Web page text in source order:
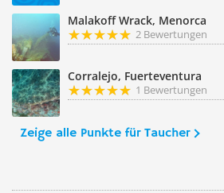
Malakoff Wrack, Menorca
2 Bewertungen
Corralejo, Fuerteventura
1 Bewertungen
Zeige alle Punkte für Taucher